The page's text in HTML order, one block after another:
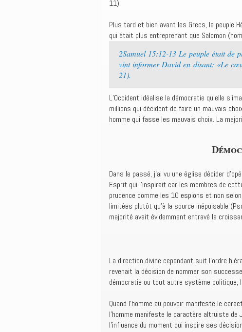
11).
Plus tard et bien avant les Grecs, le peuple
qui était plus entreprenant que Salomon
2Samuel 15:12-13 Le peuple était de
vint informer David en disant: «Le
21).
L’Occident idéalise la démocratie qu’elle
millions qui décident de faire un mauvais
homme qui fasse les mauvais choix. La
Dans le passé, j’ai vu une église décider
Esprit qui l’inspirait car les membres de
prudence comme les 10 espions et non
limitées plutôt qu’à la source inépuisable
majorité avait évidemment entravé la
La direction divine cependant suit l’ordre
revenait la décision de nommer son
démocratie ou tout autre système politique,
Quand l’homme au pouvoir manifeste le
l’homme manifeste le caractère altruiste de
l’influence du moment qui inspire ses